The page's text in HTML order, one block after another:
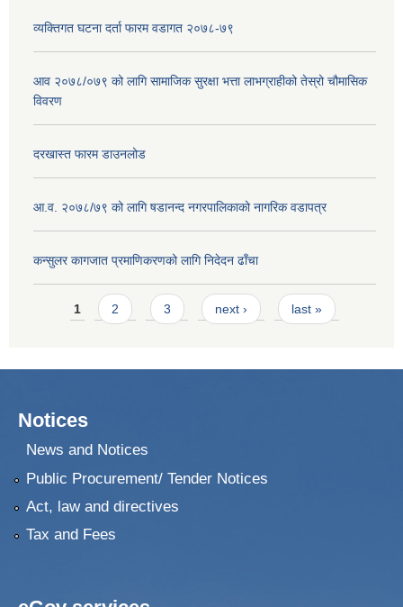
व्यक्तिगत घटना दर्ता फारम वडागत २०७८-७९
आव २०७८/०७९ को लागि सामाजिक सुरक्षा भत्ता लाभग्राहीको तेस्रो चौमासिक
विवरण
दरखास्त फारम डाउनलोड
आ.व. २०७८/७९ को लागि षडानन्द नगरपालिकाको नागरिक वडापत्र
कन्सुलर कागजात प्रमाणिकरणको लागि निदेदन ढाँचा
Pages
1 2 3 next › last »
Notices
News and Notices
Public Procurement/ Tender Notices
Act, law and directives
Tax and Fees